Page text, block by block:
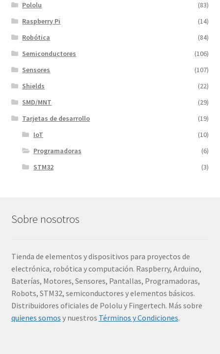
Pololu
(83)
Raspberry Pi
(14)
Robótica
(84)
Semiconductores
(106)
Sensores
(107)
Shields
(22)
SMD/MNT
(29)
Tarjetas de desarrollo
(19)
IoT
(10)
Programadoras
(6)
STM32
(3)
Sobre nosotros
Tienda de elementos y dispositivos para proyectos de
electrónica, robótica y computación. Raspberry, Arduino,
Baterías, Motores, Sensores, Pantallas, Programadoras,
Robots, STM32, semiconductores y elementos básicos.
Distribuidores oficiales de Pololu y Fingertech. Más sobre
quienes somos y nuestros Términos y Condiciones.